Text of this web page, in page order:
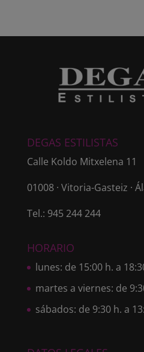
DEGAS ESTILISTAS
Calle Koldo Mitxelena 11
01008 · Vitoria-Gasteiz ·
Tel.: 945 244 244
HORARIO
lunes: de 15:00 h. a
martes a viernes: de
sábados: de 9:30 h. a